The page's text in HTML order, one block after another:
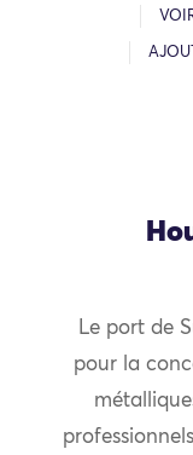
Le port de
pour la